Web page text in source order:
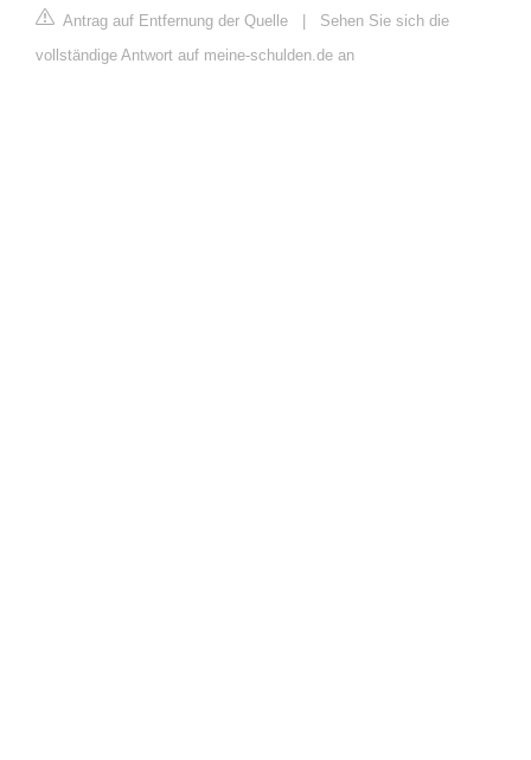
Antrag auf Entfernung der Quelle | Sehen Sie sich die
vollständige Antwort auf meine-schulden.de an